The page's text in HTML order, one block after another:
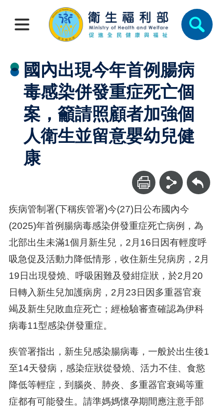
國內出現今年首例腸病
毒感染併發重症死亡個
案，籲請照顧者加強個
人衛生並留意嬰幼兒健
康
回上一頁
疾病管制署(下稱疾管署)今(27)日公布國內今
(2025)年首例腸病毒感染併發重症死亡病例，為
北部出生未滿1個月新生兒，2月16日因有輕度呼
吸急促及活動力降低情形，收住新生兒病房，2月
19日出現發燒、呼吸困難及發紺症狀，於2月20
日轉入新生兒加護病房，2月23日因多重器官衰
竭及新生兒敗血症死亡；經檢驗審查確認為伊科
病毒11型感染併發重症。
疾管署指出，新生兒感染腸病毒，一般於出生後1
至14天發病，感染症狀從發燒、活力不佳、食慾
降低等輕症，到腦炎、肺炎、多重器官衰竭等重
症都有可能發生。請準媽媽懷孕期間應注意手部